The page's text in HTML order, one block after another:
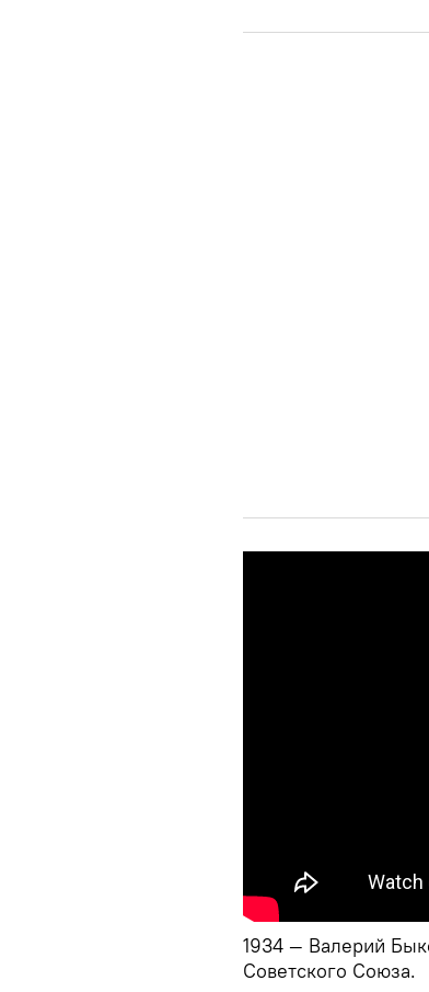
1934 — Валерий
Советского Союза.